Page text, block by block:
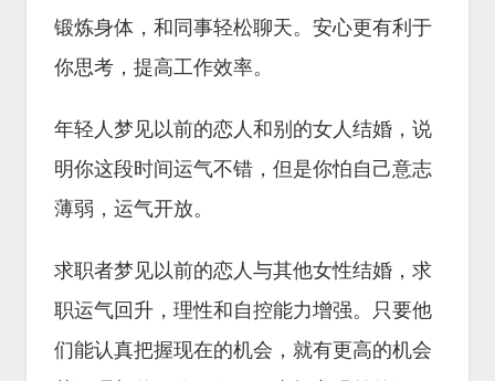
锻炼身体，和同事轻松聊天。安心更有利于
你思考，提高工作效率。
年轻人梦见以前的恋人和别的女人结婚，说
明你这段时间运气不错，但是你怕自己意志
薄弱，运气开放。
求职者梦见以前的恋人与其他女性结婚，求
职运气回升，理性和自控能力增强。只要他
们能认真把握现在的机会，就有更高的机会